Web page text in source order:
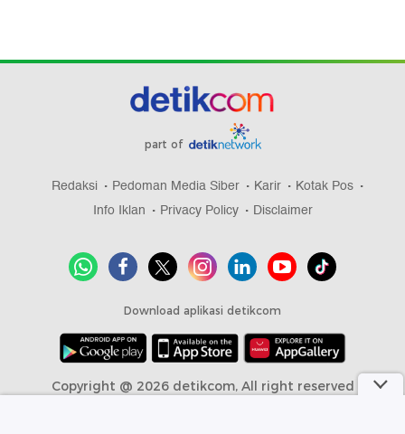
part of
Redaksi Pedoman Media Siber Karir
Kotak Pos
Info Iklan
Privacy Policy Disclaimer
Download aplikasi detikcom
Copyright @ 2026 detikcom, All right reserved